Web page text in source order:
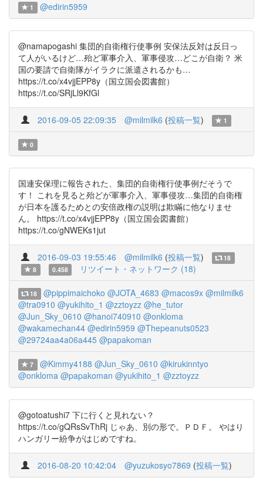
1 @edirin5959
@namapogashi 集団的自衛権行使事例 安保法反対は反日っ
て人がいるけど…殆ど軍事介入、軍事侵攻…どこが自衛？ 米
国の要請で自衛隊がイラクに派遣されるかも…
https://t.co/x4vjjEPP8y（国立国会図書館）
https://t.co/SRjLl9KfGl
2016-09-05 22:09:35 @milmilk6 (投稿一覧) 1
0
国連安保理に報告された、集団的自衛権行使事例だそうで
す！ これを見ると殆どが軍事介入、軍事侵攻…集団的自衛権
が日本を護るためとの安倍政権の説明は欺瞞に他なりませ
ん。 https://t.co/x4vjjEPP8y（国立国会図書館）
https://t.co/gNWEKs1jut
2016-09-03 19:55:46 @milmilk6 (投稿一覧)
18
8
0.458 リツイート・ネットワーク (18)
18 @pippimaichoko @JOTA_4683 @macos9x @milmilk6
@tra0910 @yukihito_1 @zztoyzz @he_tutor
@Jun_Sky_0610 @hanoi740910 @onkloma
@wakamechan44 @edirin5959 @Thepeanuts0523
@29724aa4a06a445 @papakoman
7 @Kimmy4188 @Jun_Sky_0610 @kirukinntyo
@onkloma @papakoman @yukihito_1 @zztoyzz
@gotoatushi7 下に行くと見れない？
https://t.co/gQRsSvThRj じゃあ、別の形で。ＰＤＦ。 やはり
ハンガリー紛争がはじめですね。
2016-08-20 10:42:04 @yuzukosyo7869 (投稿一覧)